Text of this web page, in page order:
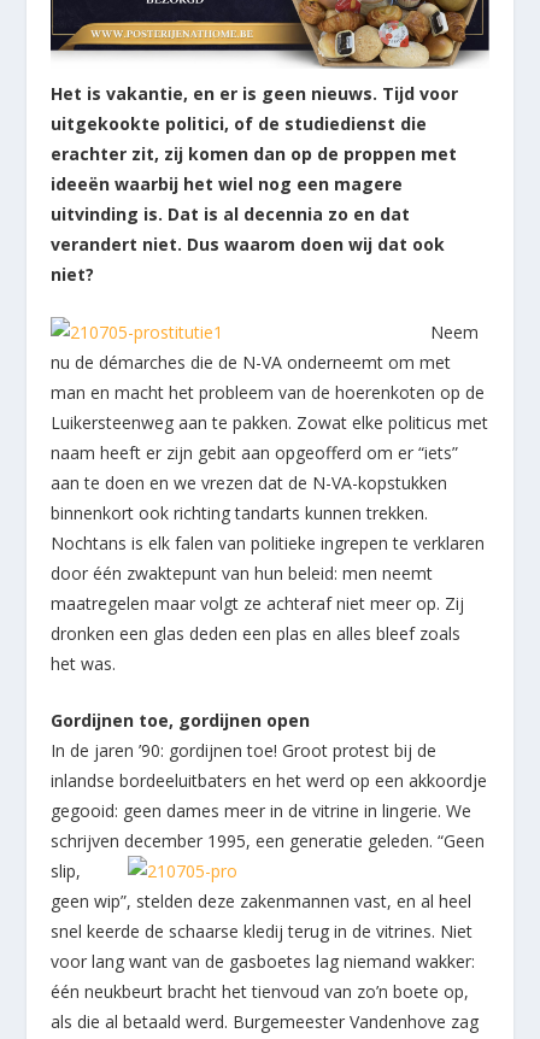
Het is vakantie, en er is geen nieuws. Tijd voor
uitgekookte politici, of de studiedienst die
erachter zit, zij komen dan op de proppen met
ideeën waarbij het wiel nog een magere
uitvinding is. Dat is al decennia zo en dat
verandert niet. Dus waarom doen wij dat ook
niet?
Neem
nu de démarches die de N-VA onderneemt om met
man en macht het probleem van de hoerenkoten op de
Luikersteenweg aan te pakken. Zowat elke politicus met
naam heeft er zijn gebit aan opgeofferd om er “iets”
aan te doen en we vrezen dat de N-VA-kopstukken
binnenkort ook richting tandarts kunnen trekken.
Nochtans is elk falen van politieke ingrepen te verklaren
door één zwaktepunt van hun beleid: men neemt
maatregelen maar volgt ze achteraf niet meer op. Zij
dronken een glas deden een plas en alles bleef zoals
het was.
Gordijnen toe, gordijnen open
In de jaren ’90: gordijnen toe! Groot protest bij de
inlandse bordeeluitbaters en het werd op een akkoordje
gegooid: geen dames meer in de vitrine in lingerie. We
schrijven december 1995, een generatie geleden. “Geen
slip,
geen wip”, stelden deze zakenmannen vast, en al heel
snel keerde de schaarse kledij terug in de vitrines. Niet
voor lang want van de gasboetes lag niemand wakker:
één neukbeurt bracht het tienvoud van zo’n boete op,
als die al betaald werd. Burgemeester Vandenhove zag